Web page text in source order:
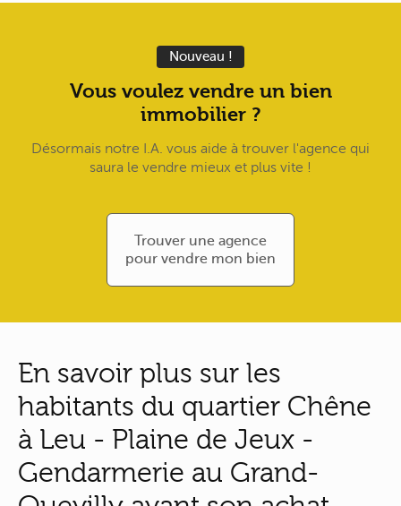
Nouveau !
Vous voulez vendre un bien
immobilier ?
Désormais notre I.A. vous aide à trouver l'agence qui
saura le vendre mieux et plus vite !
Trouver une agence
pour vendre mon bien
En savoir plus sur les
habitants du quartier Chêne
à Leu - Plaine de Jeux -
Gendarmerie au Grand-